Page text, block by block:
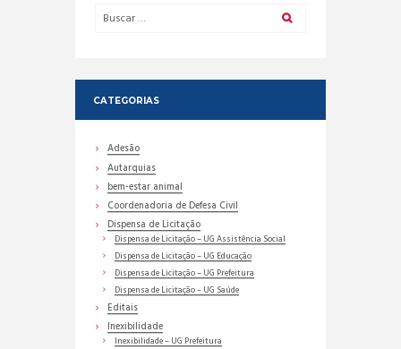
CATEGORIAS
Adesão
Autarquias
bem-estar animal
Coordenadoria de Defesa Civil
Dispensa de Licitação
Dispensa de Licitação – UG Assistência Social
Dispensa de Licitação – UG Educação
Dispensa de Licitação – UG Prefeitura
Dispensa de Licitação – UG Saúde
Editais
Inexibilidade
Inexibilidade – UG Prefeitura